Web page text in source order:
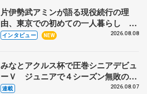
片伊勢武アミンが語る現役続行の理
由、東京での初めての一人暮らし 注
目スケーターの「今」に迫る
インタビュー NEW 2026.08.08
みなとアクルス杯で圧巻シニアデビュ
ーＶ ジュニアで４シーズン無敗の島
田麻央
連載 2026.08.07